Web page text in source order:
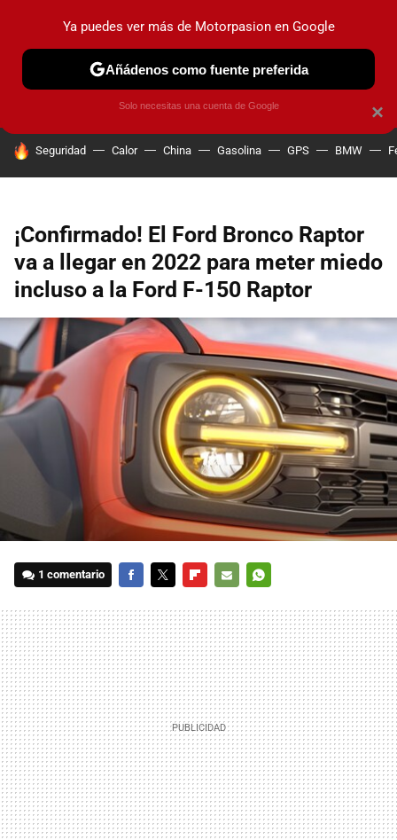
PRUEBAS COCHES ELÉCTRICOS OBSERVATORIO
HOY SE HABLA DE
Seguridad Calor China Gasolina GPS BMW
¡Confirmado! El Ford Bronco Raptor
va a llegar en 2022 para meter miedo
incluso a la Ford F-150 Raptor
1 comentario
MAIL
×
Ya puedes ver más de Motorpasion en Google
Añádenos como fuente preferida
Solo necesitas una cuenta de Google